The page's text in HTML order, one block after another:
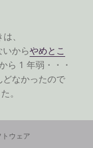
、
いからやめとこ
ら 1 年弱・・・
なかったので
。
トウェア